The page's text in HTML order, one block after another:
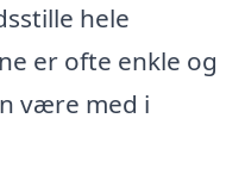
hele
er ofte enkle og
være med i